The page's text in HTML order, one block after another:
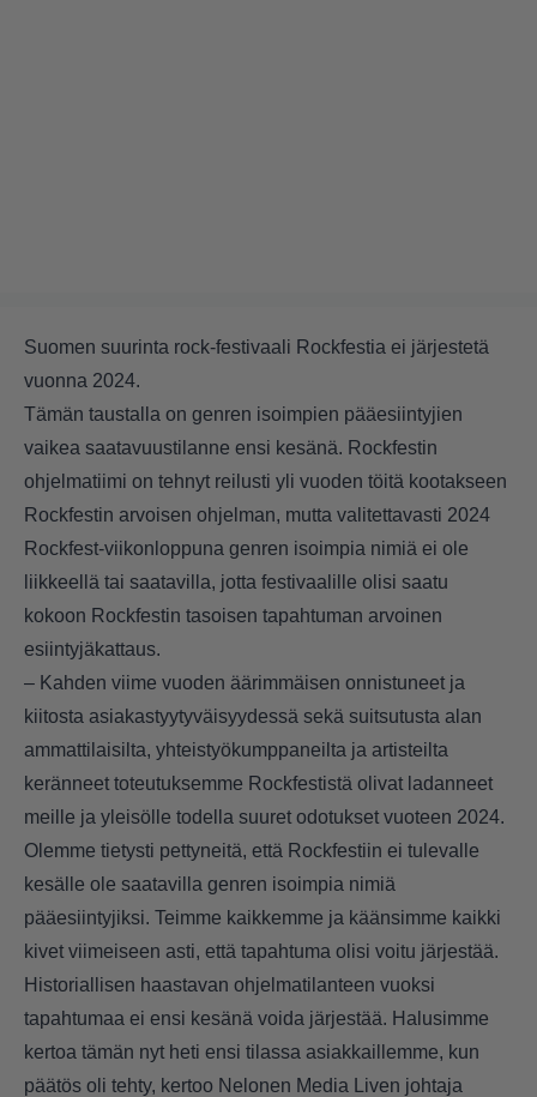
Suomen suurinta rock-festivaali Rockfestia ei järjestetä
vuonna 2024.
Tämän taustalla on genren isoimpien pääesiintyjien
vaikea saatavuustilanne ensi kesänä. Rockfestin
ohjelmatiimi on tehnyt reilusti yli vuoden töitä kootakseen
Rockfestin arvoisen ohjelman, mutta valitettavasti 2024
Rockfest-viikonloppuna genren isoimpia nimiä ei ole
liikkeellä tai saatavilla, jotta festivaalille olisi saatu
kokoon Rockfestin tasoisen tapahtuman arvoinen
esiintyjäkattaus.
– Kahden viime vuoden äärimmäisen onnistuneet ja
kiitosta asiakastyytyväisyydessä sekä suitsutusta alan
ammattilaisilta, yhteistyökumppaneilta ja artisteilta
keränneet toteutuksemme Rockfestistä olivat ladanneet
meille ja yleisölle todella suuret odotukset vuoteen 2024.
Olemme tietysti pettyneitä, että Rockfestiin ei tulevalle
kesälle ole saatavilla genren isoimpia nimiä
pääesiintyjiksi. Teimme kaikkemme ja käänsimme kaikki
kivet viimeiseen asti, että tapahtuma olisi voitu järjestää.
Historiallisen haastavan ohjelmatilanteen vuoksi
tapahtumaa ei ensi kesänä voida järjestää. Halusimme
kertoa tämän nyt heti ensi tilassa asiakkaillemme, kun
päätös oli tehty, kertoo Nelonen Media Liven johtaja